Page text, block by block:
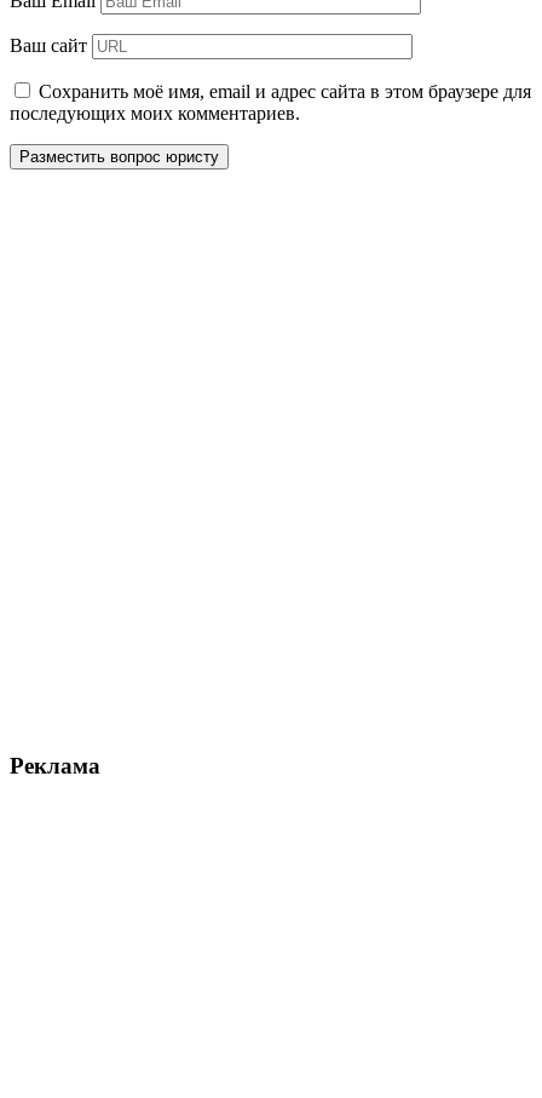
Ваш сайт
Сохранить моё имя, email и адрес сайта в этом браузере для
последующих моих комментариев.
Реклама